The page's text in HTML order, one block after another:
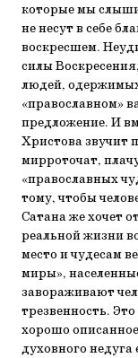
которые мы
не несут в себе
воскресшем.
силы
людей,
«православном»
предложение. И
Христова звучит
мирроточат,
«православных
тому, чтобы
Сатана же хочет
реальной жизни
место и чудесам
миры»,
завораживают
трезвенность.
хорошо
духовного недуга